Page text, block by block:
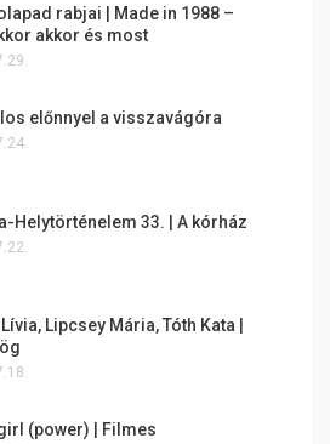
rabjai | Made in 1988 –
akkor és most
előnnyel a visszavágóra
Helytörténelem 33. | A kórház
Lipcsey Mária, Tóth Kata |
(power) | Filmes